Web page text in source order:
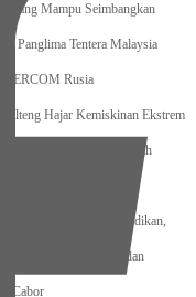
yang Mampu Seimbangkan
Panglima Tentera Malaysia
Rusia
Hajar Kemiskinan Ekstrem
Lawatan ke Timur Tengah
Wakaf dan Pendidikan,
Komitmen Investasi dan
Cabor